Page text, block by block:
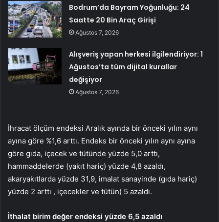
Bodrum’da Bayram Yoğunluğu: 24
Saatte 20 Bin Araç Girişi
Ağustos 7, 2026
Alışveriş yapan herkesi ilgilendiriyor: 1
Ağustos’ta tüm dijital kurallar
değişiyor
Ağustos 7, 2026
İhracat ölçüm endeksi Aralık ayında bir önceki yılın aynı
ayına göre %1,6 arttı. Endeks bir önceki yılın aynı ayına
göre gıda, içecek ve tütünde yüzde 5,0 arttı,
hammaddelerde (yakıt hariç) yüzde 4,8 azaldı,
akaryakıtlarda yüzde 31,9, imalat sanayinde (gıda hariç)
yüzde 2 arttı , içecekler ve tütün) 5 azaldı.
İthalat birim değer endeksi yüzde 6,5 azaldı